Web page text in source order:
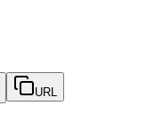
URL